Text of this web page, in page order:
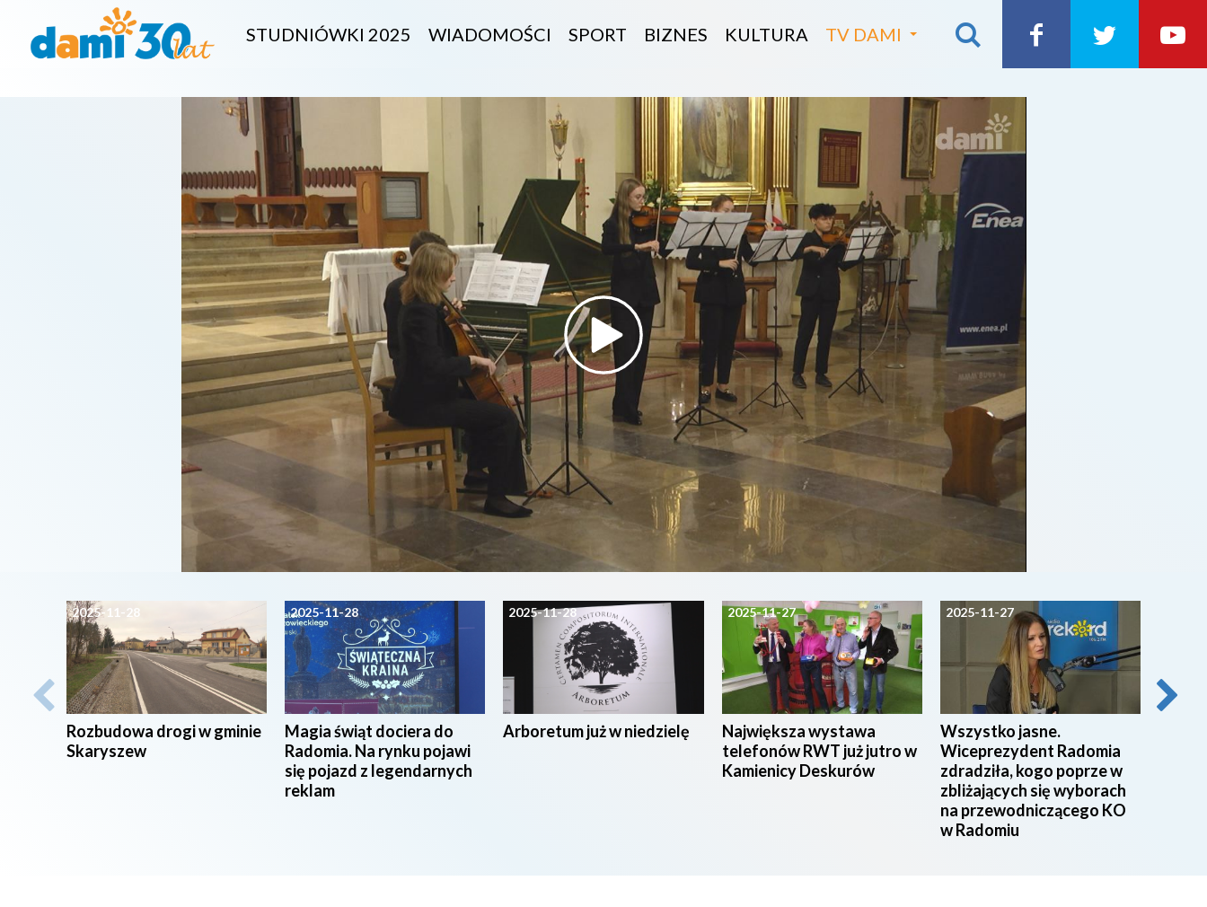
STUDNIÓWKI 2025 WIADOMOŚCI SPORT BIZNES KULTURA TV DAMI
2025-11-28
Rozbudowa drogi w gminie
Skaryszew
2025-11-28
Magia świąt dociera do
Radomia. Na rynku pojawi
się pojazd z legendarnych
reklam
2025-11-28
Arboretum już w niedzielę
2025-11-27
Największa wystawa
telefonów RWT już jutro w
Kamienicy Deskurów
2025-11-27
Wszystko jasne.
Wiceprezydent Radomia
zdradziła, kogo poprze w
zbliżających się wyborach
na przewodniczącego KO
w Radomiu